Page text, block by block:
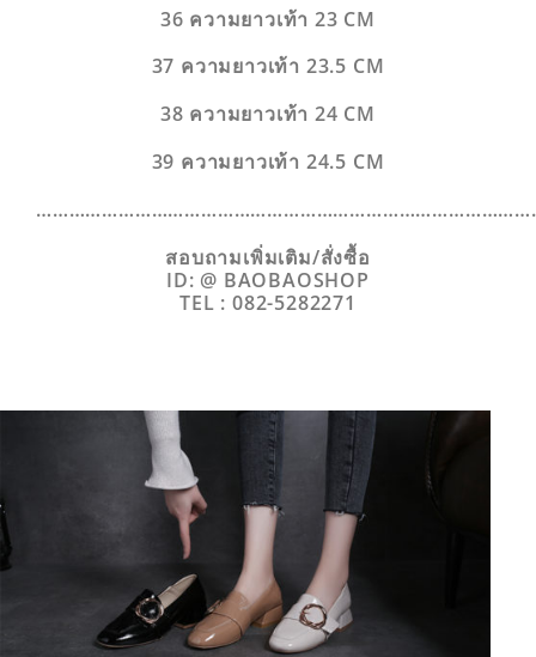
36 ความยาวเท้า 23 CM
37 ความยาวเท้า 23.5 CM
38 ความยาวเท้า 24 CM
39 ความยาวเท้า 24.5 CM
สอบถามเพิ่มเติม/สั่งซื้อ
ID: @ BAOBAOSHOP
TEL : 082-5282271